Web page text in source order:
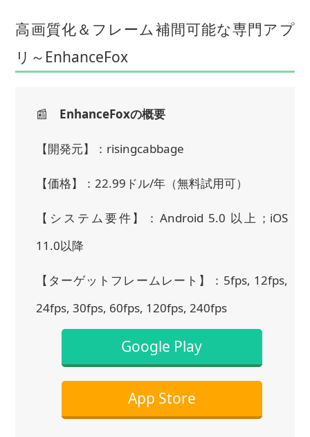
高画質化＆フレーム補間可能な専門アプ
リ～EnhanceFox
📰 EnhanceFoxの概要
【開発元】：risingcabbage
【価格】：22.99ドル/年（無料試用可）
【システム要件】：Android 5.0 以上；iOS
11.0以降
【ターゲットフレームレート】：5fps, 12fps,
24fps, 30fps, 60fps, 120fps, 240fps
Google Play
App Store